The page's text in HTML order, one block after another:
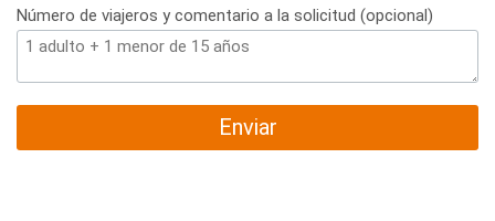
Número de viajeros y comentario a la solicitud (opcional)
Enviar